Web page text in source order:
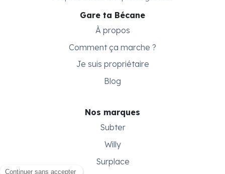
Gare ta Bécane
À propos
Comment ça marche ?
Je suis propriétaire
Blog
Nos marques
Subter
Willy
Surplace